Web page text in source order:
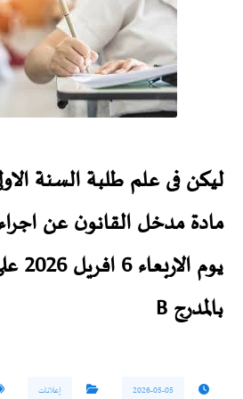
مادة مدخل القانون عن
بالمدرج B
2026-05-05 إعلانات